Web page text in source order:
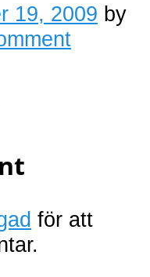
19, 2009 by
för att